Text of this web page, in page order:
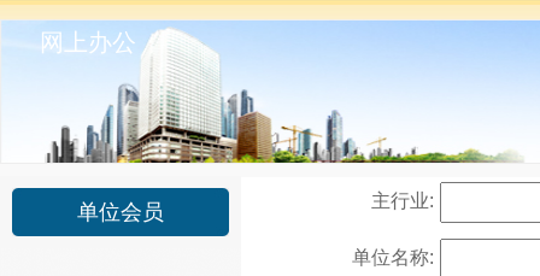
网上办公
单位会员 主行业:
单位名称: